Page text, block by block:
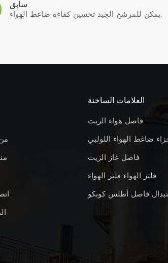
سابق
يمكن للمرشح الجيد تحسين كفاءة ضاغط الهواء.
العلامات الساخنة
فاصل هواء الزيت
ضاغط الهواء اللولبي
فاصل غاز الزيت
فلتر الهواء فلتر الهواء
فاصل أطلس كوبكو